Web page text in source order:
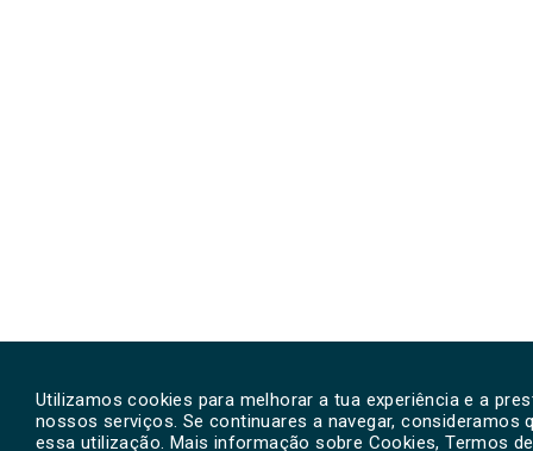
Utilizamos cookies para melhorar a tua experiência e a
nossos serviços. Se continuares a navegar, consideramos
essa utilização. Mais informação sobre Cookies, Termos